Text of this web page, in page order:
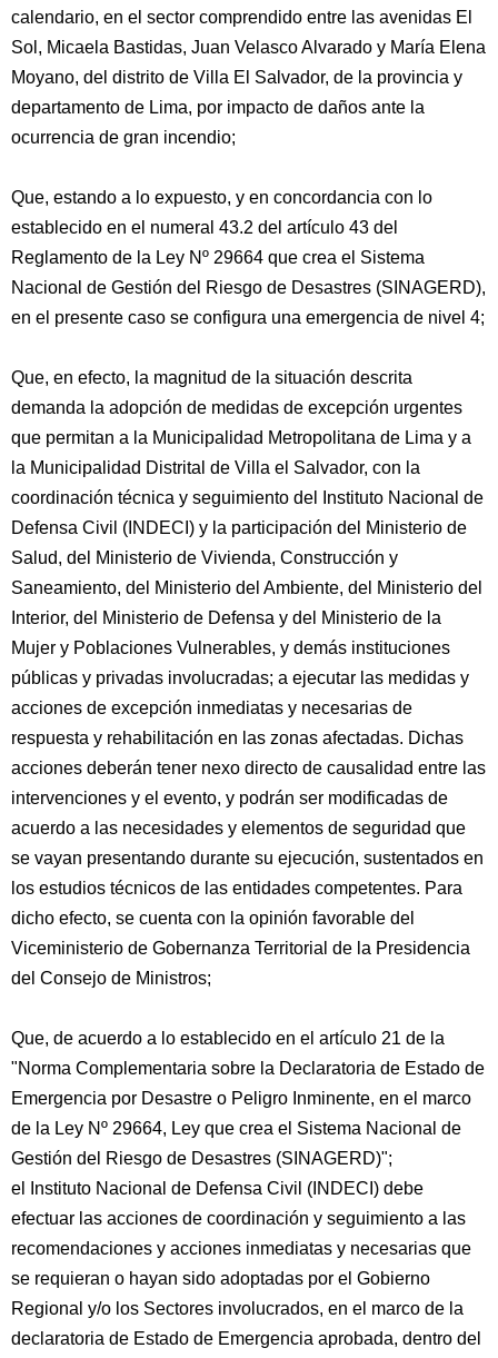
calendario, en el sector comprendido entre las avenidas El
Sol, Micaela Bastidas, Juan Velasco Alvarado y María Elena
Moyano, del distrito de Villa El Salvador, de la provincia y
departamento de Lima, por impacto de daños ante la
ocurrencia de gran incendio;
Que, estando a lo expuesto, y en concordancia con lo
establecido en el numeral 43.2 del artículo 43 del
Reglamento de la Ley Nº 29664 que crea el Sistema
Nacional de Gestión del Riesgo de Desastres (SINAGERD),
en el presente caso se configura una emergencia de nivel 4;
Que, en efecto, la magnitud de la situación descrita
demanda la adopción de medidas de excepción urgentes
que permitan a la Municipalidad Metropolitana de Lima y a
la Municipalidad Distrital de Villa el Salvador, con la
coordinación técnica y seguimiento del Instituto Nacional de
Defensa Civil (INDECI) y la participación del Ministerio de
Salud, del Ministerio de Vivienda, Construcción y
Saneamiento, del Ministerio del Ambiente, del Ministerio del
Interior, del Ministerio de Defensa y del Ministerio de la
Mujer y Poblaciones Vulnerables, y demás instituciones
públicas y privadas involucradas; a ejecutar las medidas y
acciones de excepción inmediatas y necesarias de
respuesta y rehabilitación en las zonas afectadas. Dichas
acciones deberán tener nexo directo de causalidad entre las
intervenciones y el evento, y podrán ser modificadas de
acuerdo a las necesidades y elementos de seguridad que
se vayan presentando durante su ejecución, sustentados en
los estudios técnicos de las entidades competentes. Para
dicho efecto, se cuenta con la opinión favorable del
Viceministerio de Gobernanza Territorial de la Presidencia
del Consejo de Ministros;
Que, de acuerdo a lo establecido en el artículo 21 de la
"Norma Complementaria sobre la Declaratoria de Estado de
Emergencia por Desastre o Peligro Inminente, en el marco
de la Ley Nº 29664, Ley que crea el Sistema Nacional de
Gestión del Riesgo de Desastres (SINAGERD)";
el Instituto Nacional de Defensa Civil (INDECI) debe
efectuar las acciones de coordinación y seguimiento a las
recomendaciones y acciones inmediatas y necesarias que
se requieran o hayan sido adoptadas por el Gobierno
Regional y/o los Sectores involucrados, en el marco de la
declaratoria de Estado de Emergencia aprobada, dentro del